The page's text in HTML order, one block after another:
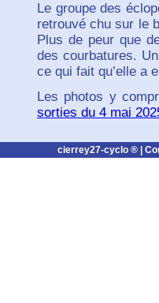
Le groupe des
retrouvé chu sur le
Plus de peur que
des courbatures.
ce qui fait qu’elle a
Les photos y
sorties du 4 mai
cierrey27-cyclo ® |